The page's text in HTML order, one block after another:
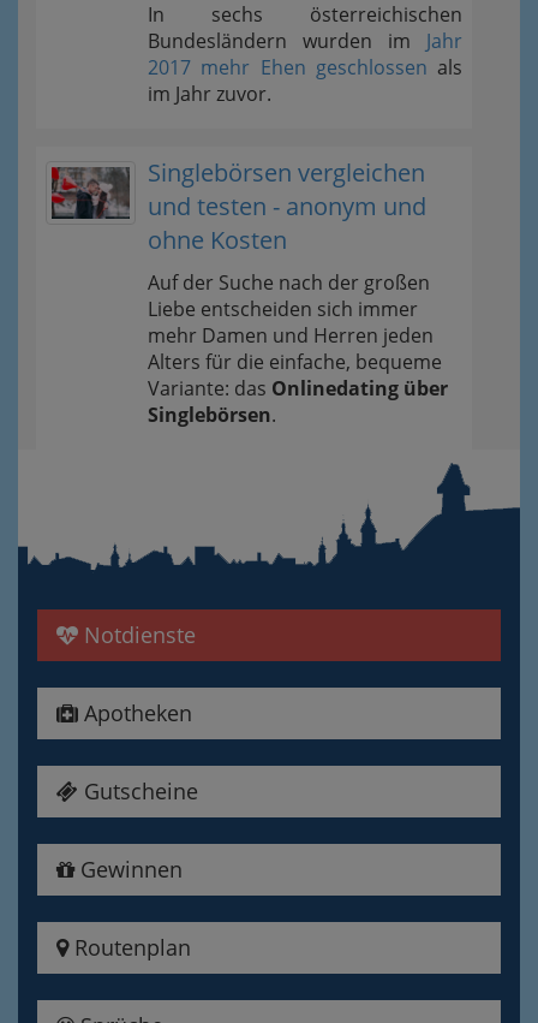
In sechs österreichischen
Bundesländern wurden im Jahr
2017 mehr Ehen geschlossen als
im Jahr zuvor.
Singlebörsen vergleichen
und testen - anonym und
ohne Kosten
Auf der Suche nach der großen
Liebe entscheiden sich immer
mehr Damen und Herren jeden
Alters für die einfache, bequeme
Variante: das Onlinedating über
Singlebörsen.
Notdienste
Apotheken
Gutscheine
Gewinnen
Routenplan